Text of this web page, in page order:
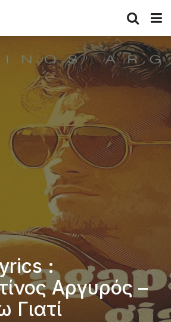
:
Αργυρός –
Γιατί